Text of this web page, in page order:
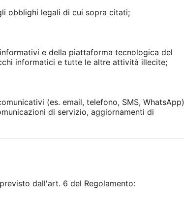
obblighi legali di cui sopra citati;
e della piattaforma tecnologica del
informatici e tutte le altre attività illecite;
(es. email, telefono, SMS, WhatsApp)
di servizio, aggiornamenti di
dall'art. 6 del Regolamento: